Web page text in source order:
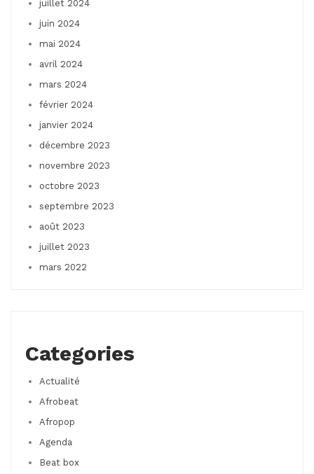
juillet 2024
juin 2024
mai 2024
avril 2024
mars 2024
février 2024
janvier 2024
décembre 2023
novembre 2023
octobre 2023
septembre 2023
août 2023
juillet 2023
mars 2022
Categories
Actualité
Afrobeat
Afropop
Agenda
Beat box